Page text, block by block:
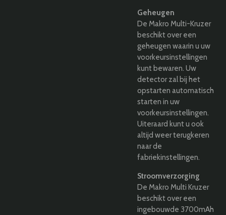
Geheugen
De Makro Multi-Kruzer
beschikt over een
geheugen waarin u uw
voorkeursinstellingen
kunt bewaren. Uw
detector zal bij het
opstarten automatisch
starten in uw
voorkeursinstellingen.
Uiteraard kunt u ook
altijd weer terugkeren
naar de
fabriekinstellingen.
Stroomverzorging
De Makro Multi Kruzer
beschikt over een
ingebouwde 3700mAh